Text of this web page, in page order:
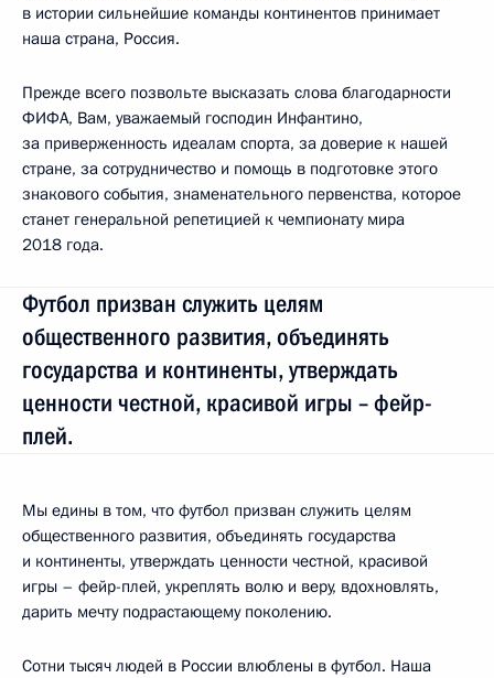
в истории сильнейшие команды континентов принимает
наша страна, Россия.
Прежде всего позвольте высказать слова благодарности
ФИФА, Вам, уважаемый господин Инфантино,
за приверженность идеалам спорта, за доверие к нашей
стране, за сотрудничество и помощь в подготовке этого
знакового события, знаменательного первенства, которое
станет генеральной репетицией к чемпионату мира
2018 года.
Футбол призван служить целям
общественного развития, объединять
государства и континенты, утверждать
ценности честной, красивой игры – фейр-
плей.
Мы едины в том, что футбол призван служить целям
общественного развития, объединять государства
и континенты, утверждать ценности честной, красивой
игры – фейр-плей, укреплять волю и веру, вдохновлять,
дарить мечту подрастающему поколению.
Сотни тысяч людей в России влюблены в футбол. Наша